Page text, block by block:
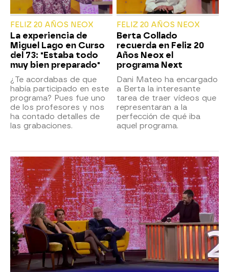
FELIZ 20 AÑOS NEOX
La experiencia de
Miguel Lago en Curso
del 73: "Estaba todo
muy bien preparado"
¿Te acordabas de que
había participado en este
programa? Pues fue uno
de los profesores y nos
ha contado detalles de
las grabaciones.
FELIZ 20 AÑOS NEOX
Berta Collado
recuerda en Feliz 20
Años Neox el
programa Next
Dani Mateo ha encargado
a Berta la interesante
tarea de traer vídeos que
representaran a la
perfección de qué iba
aquel programa.